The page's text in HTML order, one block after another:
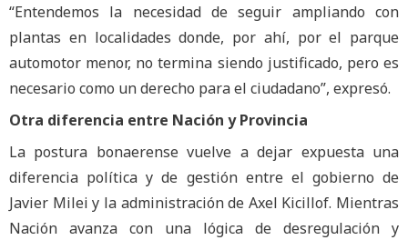
“Entendemos la necesidad de seguir ampliando con
plantas en localidades donde, por ahí, por el parque
automotor menor, no termina siendo justificado, pero es
necesario como un derecho para el ciudadano”, expresó.
Otra diferencia entre Nación y Provincia
La postura bonaerense vuelve a dejar expuesta una
diferencia política y de gestión entre el gobierno de
Javier Milei y la administración de Axel Kicillof. Mientras
Nación avanza con una lógica de desregulación y